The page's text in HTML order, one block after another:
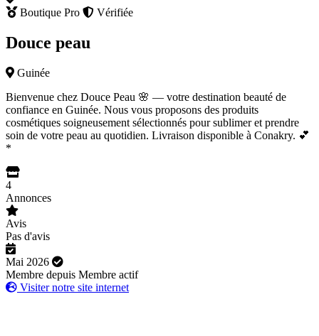
Boutique Pro Vérifiée
Douce peau
Guinée
Bienvenue chez Douce Peau 🌸 — votre destination beauté de
confiance en Guinée. Nous vous proposons des produits
cosmétiques soigneusement sélectionnés pour sublimer et prendre
soin de votre peau au quotidien. Livraison disponible à Conakry. 💕
*
4
Annonces
Avis
Pas d'avis
Mai 2026
Membre depuis Membre actif
Visiter notre site internet